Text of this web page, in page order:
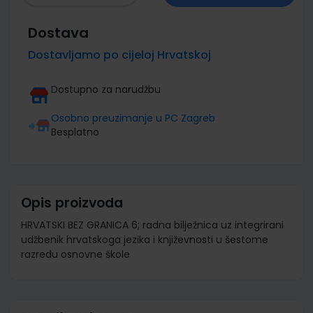
Dostava
Dostavljamo po cijeloj Hrvatskoj
Dostupno za narudžbu
Osobno preuzimanje u PC Zagreb
Besplatno
Opis proizvoda
HRVATSKI BEZ GRANICA 6; radna bilježnica uz integrirani
udžbenik hrvatskoga jezika i književnosti u šestome
razredu osnovne škole